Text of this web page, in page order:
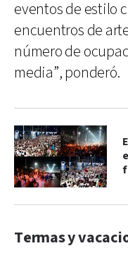
eventos de estilo
encuentros de
número de
media”, ponderó.
Termas y